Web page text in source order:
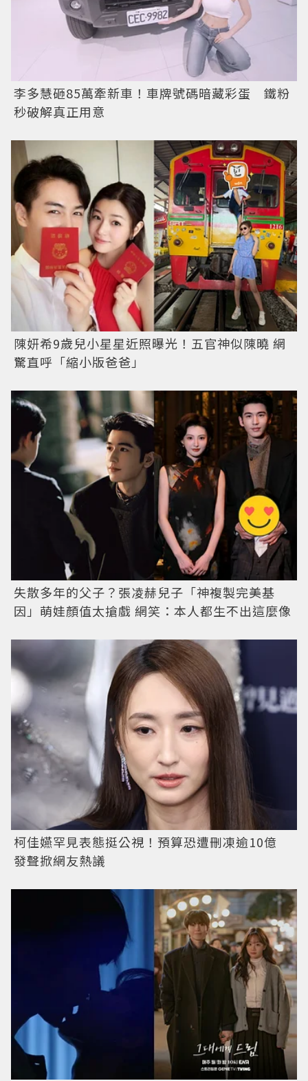
李多慧砸85萬牽新車！車牌號碼暗藏彩蛋 鐵粉
秒破解真正用意
陳妍希9歲兒小星星近照曝光！五官神似陳曉 網
驚直呼「縮小版爸爸」
失散多年的父子？張凌赫兒子「神複製完美基
因」萌娃顏值太搶戲 網笑：本人都生不出這麼像
柯佳嬿罕見表態挺公視！預算恐遭刪凍逾10億
發聲掀網友熱議